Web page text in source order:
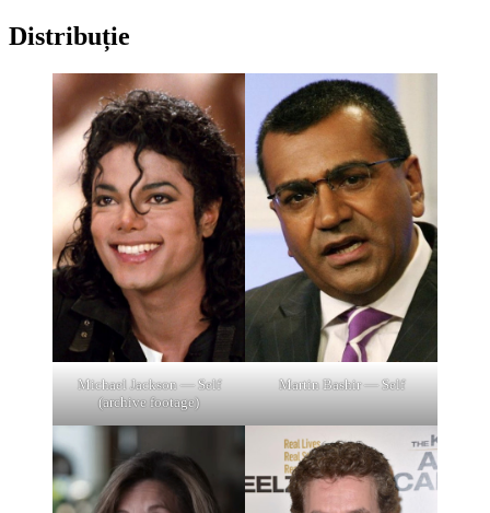
Distribuție
Michael Jackson — Self
(archive footage)
Martin Bashir — Self